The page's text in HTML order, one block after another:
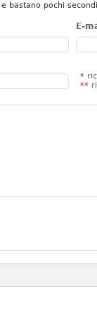
bastano pochi
E-
*
**